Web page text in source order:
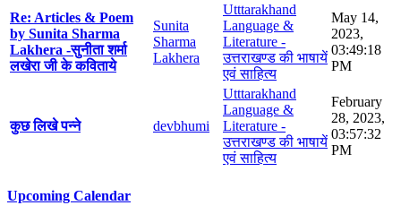
Re: Articles & Poem
by Sunita Sharma
Lakhera -सुनीता शर्मा
लखेरा जी के कविताये
Sunita
Sharma
Lakhera
Utttarakhand
Language &
Literature -
उत्तराखण्ड की भाषायें
एवं साहित्य
May 14,
2023,
03:49:18
PM
कुछ लिखे पन्ने devbhumi
Utttarakhand
Language &
Literature -
उत्तराखण्ड की भाषायें
एवं साहित्य
February
28, 2023,
03:57:32
PM
Upcoming Calendar